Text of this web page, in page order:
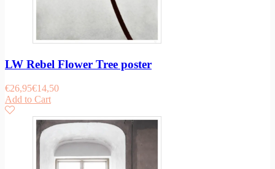
LW Rebel Flower Tree poster
€26,95€14,50
Add to Cart